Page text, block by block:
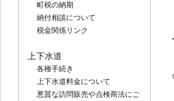
町税の納期
納付相談について
税金関係リンク
上下水道
各種手続き
上下水道料金について
悪質な訪問販売や点検商法にご